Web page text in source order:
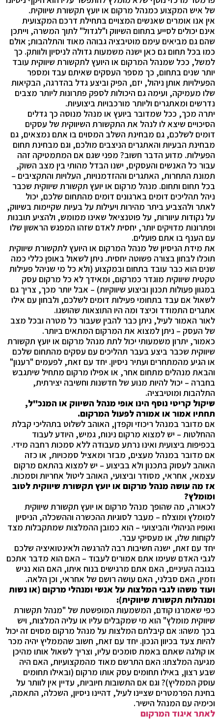
של איש המקצוע כמנהל מרקום או יועץ תקשורת שיווקית.
אין אנו אומרים שאנשים המצויים בתחילת דרכם המקצועית
אינם יכולים לסייע בתחום השיווק ו"לגדול" לתוך המשרה, וייתכן
שהם גם מביאים עימם מוטיבציה גבוהה מאוד והתלהבות; אולם
כמו בכל תחום גם כאן ישנה משמעות גדולה לניסיון ולוותק. כך
למשל, ככל שמנהל המרקום או היועץ לתקשורת שיווקית עובד
יותר שנים בתחום, כך מספר העסקים שאיתם עבד ומספר
הפעילויות אותן ניהול, יזם, הפיק וביצע גדל בהדרגה, הבקיאות
שלו מעמיקה, ועימה גם היכולות לספק פתרונות ליותר מצבים
נדרשים ומאתגרים וליותר מורכבויות ביצועיות.
יתרה מכך, ככל שמדובר ביועץ או מנהל מנוסה כך גדלים
הסיכויים שיצא לו לנהל את התקשורת השיווקית של עסקים
דומים לשלכם, גם מבחינת השלב המסוים בו אתם נמצאים, גם
מבחינת הבעיות והאתגרים הניצבים מולכם, וגם מבחינת תחום
הפעילות. מדוע הדבר חשוב? מפני שגם אם המתמטיקה זהה
עבור כל האנשים והעסקים, ישנו הבדל מהותי בין מצב השוק,
תמונת התחרות, האתגרים וההזדמנויות, העלויות והתקציבים –
בכל תחום ותחום. מנהל מרקום או יועץ תקשורת שיווקית שכבר
ניהל תהליכים דומים בארגונים דומים מהתחום שלכם, יכול
לאתר ולהצביע ביתר מהירות ויעילות על בעיות שקיימות בשיווק,
על נקודות עיוורות, על פוטנציאל שאינו ממומש, ולהציע תובנות
ופתרונות מדויקים יותר, יחסית לאדם שזהו המפגש הראשון שלו
עם הענף בו אתם פועלים.
את מידת הניסיון של מנהל המרקום או היועץ לתקשורת שיווקית
תוכלו לבחון בצורה פשוטה יחסית. ניתן לשאול באופן כללי כמה
שנים הוא כבר עובד בתחום ובמקצוע (ולא כל מי שניהל פעילות
טקטית שיווקית מוגדר כמרקום, ומאידך לא כל מרקום עסק
במגוון פעולות תכנון וביצוע שיווקיות) – אבל יותר מכך, צריך גם
לשאול אם עבד בתחומי פעילות דומים לשלכם, ולבחון עם אילו
אתגרים התמודד וכיצד ומה היו התוצאות שהושגו.
לאור האמור לעיל, ניתן כבר להבין שעבור כל מטרה ובכל מצב
של העסק – ניתן למצוא את המרקום המתאים ביותר.
כאמור, יתרון משמעותי יכול לתת מנהל מרקום או יועץ תקשורת
שיווקית שכבר ביצע בעבר תהליכים עם עסקים מהתחום שלכם
או הגיע מהמתחרים ועתיר ניסיון. יחד עם זאת, לפעמים "רענון"
והבאת מנהלים מתחום אחר, או אפילו מרקום מתחיל שיתגבש
בחברה – יכול להיות מנוע של חדשנות וחשיבה יצירתית,
התלהבות ומוטיבציה.
שיקול קריטי נוסף הינו אופי מנהל השיווק או המנכ"ל,
תחתיו אמור או אמורה לפעול המרקום.
אם מדובר במנהל ריכוזי וקפדן, האוהב לשלוט בתהליכי קבלת
ההחלטות – יש למצוא מרקום נינוח, גמיש, היודע לעבוד
בכפיפות ביצועית ואינו נרתע מעבודה ללא סמכות רחבה מידי.
אם מדובר במנהל מעצים, מבזר ומאציל סמכויות, או כזה
האוהב לעסוק בתכנון ולא בביצוע – יש למצוא בהתאם מרקום
עצמאי, אחראי, מסודר וביצועי, האוהב ליטול אחריות וסמכות.
אז מה עושה מנהל מרקום או יועץ תקשורת שיווקית לטוב
ומומלץ?
לכאורה, מה שהופך מנהל מרקום או יועץ תקשורת שיווקית
למומלץ ומוצלח – מעבר לסוגיות ההכשרה וההשכלה, הניסיון
ואופיו הניהולי והביצועי – הוא כמובן ההמלצות שמתקבלות מצד
לקוחות שלו, או מעסיקי עבר.
יחד עם זאת, ישנה חשיבות רבה להרגשה ולאינטואיציה שלכם
לגבי האדם שעימו אתם אמורים לעבוד – האם הוא מדבר אתכם
בגובה העיניים, האם אתם מרגישים בנוח איתו, האם הוא נגיש
וזמין, האם סבלני, האם עושה רושם של אחראי, וכן הלאה.
ועוד משהו לגבי המלצות על אנשי ומנהלי מרקום (או נשות
ומנהלות תקשורת שיווקית):
כפי שאמרנו קודם, המשמעות המופשטת של "מנהל תקשורת
שיווקית מומלץ" הוא מי שמקבלים עליו או עליה המלצות, ויש
בכך משהו: אם קיבלתם המלצות על מנהל מרקום מסוים זה יכול
להיות צעד בכיוון הנכון. יחד עם זאת, חשוב שהממליץ יהיה מכר
או קולגה שאתם באמת סומכים עליו, וצריך לשאול אותו מהיכן
מגיעה המלצתו: האם התרשם מאוד מהמקצועיות, האם היה
שבע רצון, באילו תחומים עסק אותו מרקום (ובאילו תחומים
עוסק הממליץ)? וגם אם התשובות חיוביות, עדיין אין לוותר על
בחינת הפרמטרים שציינו לעיל, דהיינו ניסיון, השכלה, התאמה,
וכימיה עם המנהל הישיר.
לאתר איגוד המרקום